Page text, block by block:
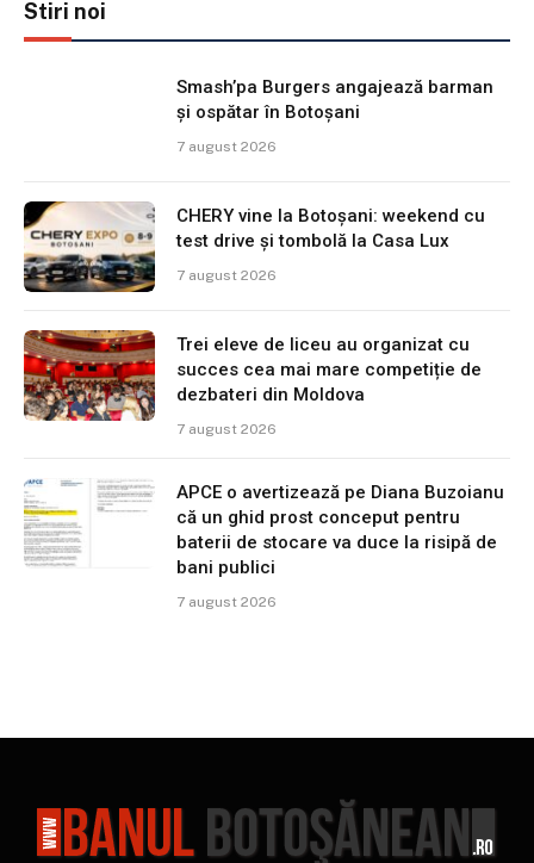
Stiri noi
Smash’pa Burgers angajează barman
și ospătar în Botoșani
7 august 2026
CHERY vine la Botoșani: weekend cu
test drive și tombolă la Casa Lux
7 august 2026
Trei eleve de liceu au organizat cu
succes cea mai mare competiție de
dezbateri din Moldova
7 august 2026
APCE o avertizează pe Diana Buzoianu
că un ghid prost conceput pentru
baterii de stocare va duce la risipă de
bani publici
7 august 2026